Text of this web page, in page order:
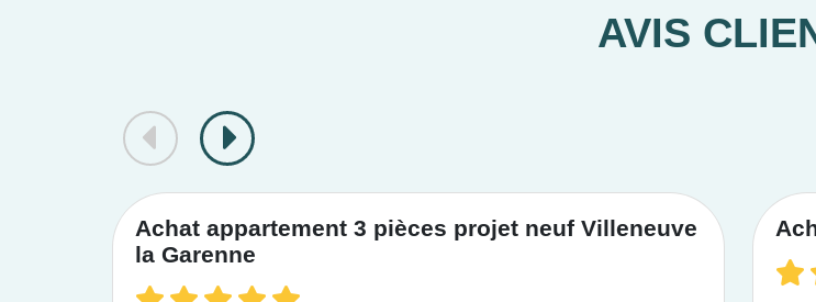
AVIS
Achat appartement 3 pièces projet neuf Villeneuve
la Garenne